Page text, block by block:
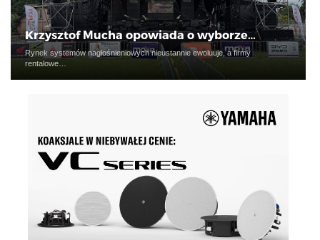
Krzysztof Mucha opowiada o wyborze…
Rynek systemów nagłośnieniowych nieustannie ewoluuje, a firmy
rentalowe…